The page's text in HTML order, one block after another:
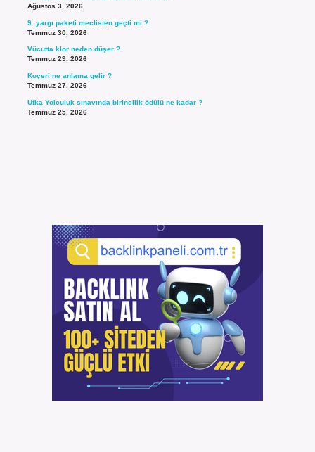
Ağustos 3, 2026
9. yargı paketi meclisten geçti mi ?
Temmuz 30, 2026
Vücutta klor neden düşer ?
Temmuz 29, 2026
Koçeri ne anlama gelir ?
Temmuz 27, 2026
Ufka Yolculuk sınavında birincilik ödülü ne kadar ?
Temmuz 25, 2026